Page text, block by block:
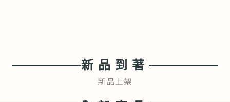
新品到著
新品上架